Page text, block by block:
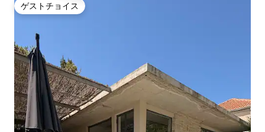
ゲストチョイス
ゲストチョイス